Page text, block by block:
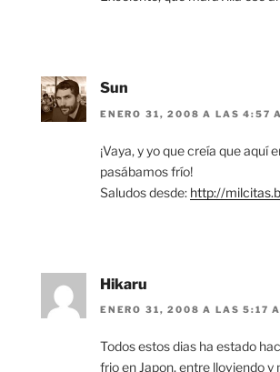
Sun
ENERO 31, 2008 A LAS 4:57
¡Vaya, y yo que creía que aquí
pasábamos frío!
Saludos desde: http://
Hikaru
ENERO 31, 2008 A LAS 5:17
Todos estos dias ha estado
frio en Japon, entre lloviendo y